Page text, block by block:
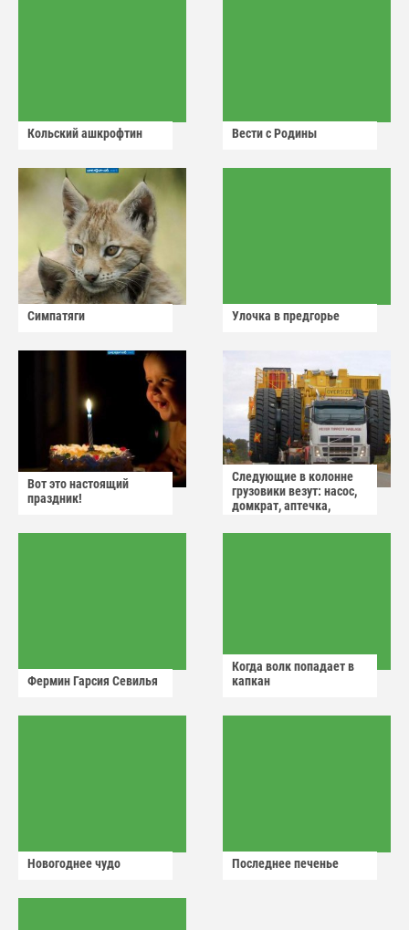
Кольский ашкрофтин Вести с Родины
Симпатяги Улочка в предгорье
Вот это настоящий
праздник!
Следующие в колонне
грузовики везут: насос,
домкрат, аптечка,
Фермин Гарсия Севилья
Когда волк попадает в
капкан
Новогоднее чудо Последнее печенье